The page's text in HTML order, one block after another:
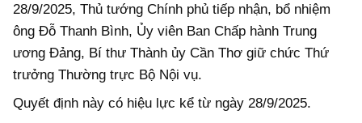
28/9/2025, Thủ tướng Chính phủ tiếp nhận, bổ nhiệm
ông Đỗ Thanh Bình, Ủy viên Ban Chấp hành Trung
ương Đảng, Bí thư Thành ủy Cần Thơ giữ chức Thứ
trưởng Thường trực Bộ Nội vụ.
Quyết định này có hiệu lực kể từ ngày 28/9/2025.